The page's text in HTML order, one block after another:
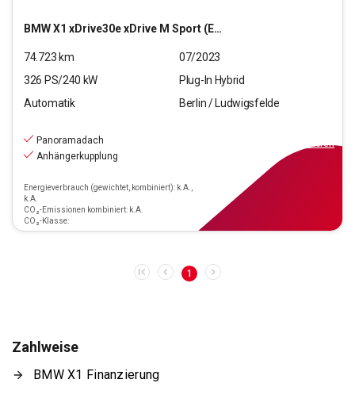
BMWX1 xDrive30e xDrive M Sport (EURO 6d)
74.723 km
07/2023
326 PS/240 kW
Plug-In Hybrid
Automatik
Berlin / Ludwigsfelde
Panoramadach
Anhängerkupplung
Energieverbrauch (gewichtet, kombiniert): k.A.,
k.A.
CO₂-Emissionen kombiniert: k.A.
CO₂-Klasse:
finanzieren
1
Zahlweise
BMW X1 Finanzierung